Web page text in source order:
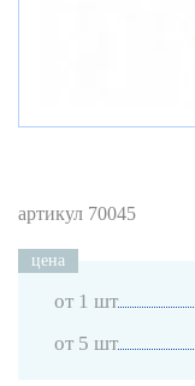
артикул 70045
цена
от 1 шт
от 5 шт